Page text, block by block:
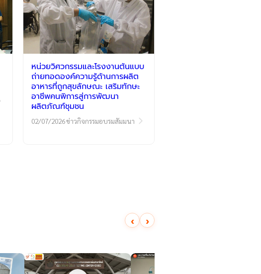
หน่วยวิศวกรรมและโรงงานต้นแบบ
ถ่ายทอดองค์ความรู้ด้านการผลิต
อาหารที่ถูกสุขลักษณะ เสริมทักษะ
อาชีพคนพิการสู่การพัฒนา
ผลิตภัณฑ์ชุมชน
02/07/2026ข่าวกิจกรรมอบรมสัมมนา
‹ ›